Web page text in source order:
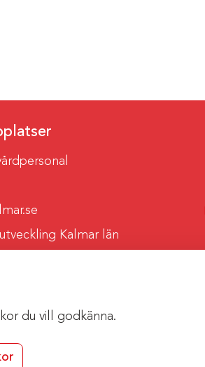
du vill godkänna.
Kalmar län